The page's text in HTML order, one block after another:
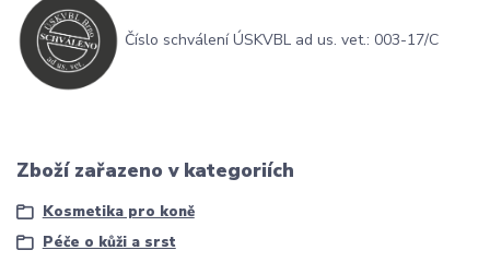
Číslo schválení ÚSKVBL ad us. vet.: 003-17/C
Zboží zařazeno v kategoriích
Kosmetika pro koně
Péče o kůži a srst